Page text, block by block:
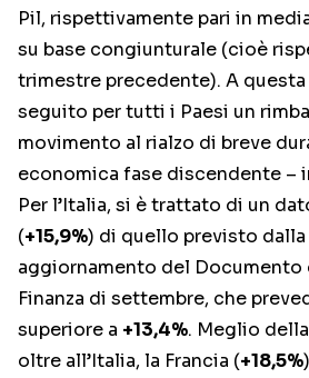
Pil, rispettivamente pari in
su base congiunturale (cioè
trimestre precedente). A
seguito per tutti i Paesi un
movimento al rialzo di breve
economica fase discendente –
Per l’Italia, si è trattato di un
(+15,9%) di quello previsto
aggiornamento del Documento
Finanza di settembre, che
superiore a +13,4%. Meglio
oltre all’Italia, la Francia (+18,5%